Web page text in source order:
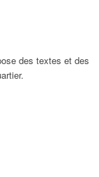
des textes et des